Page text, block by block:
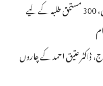
شادی کے غیر ضروری اخراجات میں کمی، 300 مستحق طلبہ کے لیے
ڈاکٹر عتیق احمد کے چاروں